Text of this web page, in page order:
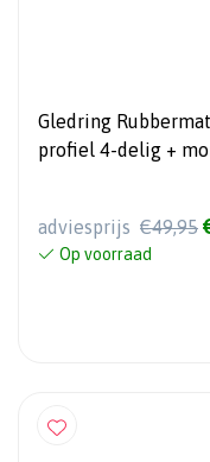
Gledring
profiel 4-delig +
adviesprijs €49,95
Op voorraad